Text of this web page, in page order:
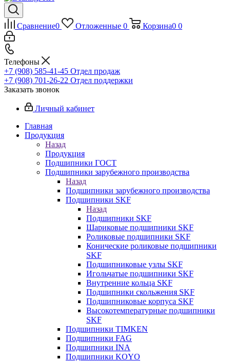
Сравнение0 Отложенные 0 Корзина0 0
Телефоны
+7 (908) 585-41-45 Отдел продаж
+7 (908) 701-26-22 Отдел поддержки
Заказать звонок
Личный кабинет
Главная
Продукция
Назад
Продукция
Подшипники ГОСТ
Подшипники зарубежного производства
Назад
Подшипники зарубежного производства
Подшипники SKF
Назад
Подшипники SKF
Шариковые подшипники SKF
Роликовые подшипники SKF
Конические роликовые подшипники
SKF
Подшипниковые узлы SKF
Игольчатые подшипники SKF
Внутренние кольца SKF
Подшипники скольжения SKF
Подшипниковые корпуса SKF
Высокотемпературные подшипники
SKF
Подшипники TIMKEN
Подшипники FAG
Подшипники INA
Подшипники KOYO